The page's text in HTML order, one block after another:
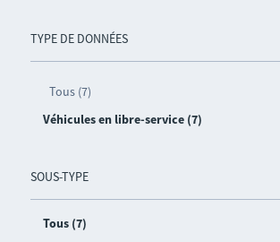
TYPE DE DONNÉES
Tous (7)
Véhicules en libre-service (7)
SOUS-TYPE
Tous (7)